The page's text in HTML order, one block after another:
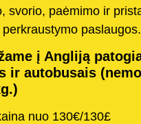
svorio, paėmimo ir
paslaugos.
į Angliją
ir autobusais
nuo 130€/130£